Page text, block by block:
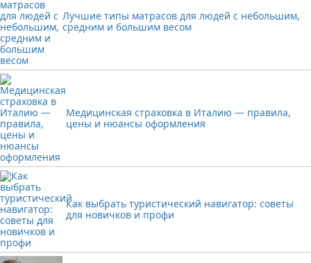
Лучшие типы матрасов для людей с небольшим,
средним и большим весом
Медицинская страховка в Италию — правила,
цены и нюансы оформления
Как выбрать туристический навигатор: советы
для новичков и профи